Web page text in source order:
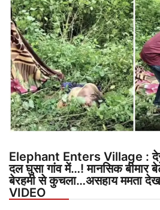
Elephant Enters Village : देर
दल घुसा गांव में…! मानसिक बीमार
बेरहमी से कुचला…असहाय ममता
VIDEO